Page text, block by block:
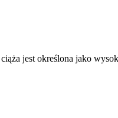
jest określona jako